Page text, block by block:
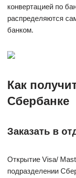
конвертацией по
распределяются
банком.
Как
Сбербанке
Заказать в
Открытие Visa/
подразделении